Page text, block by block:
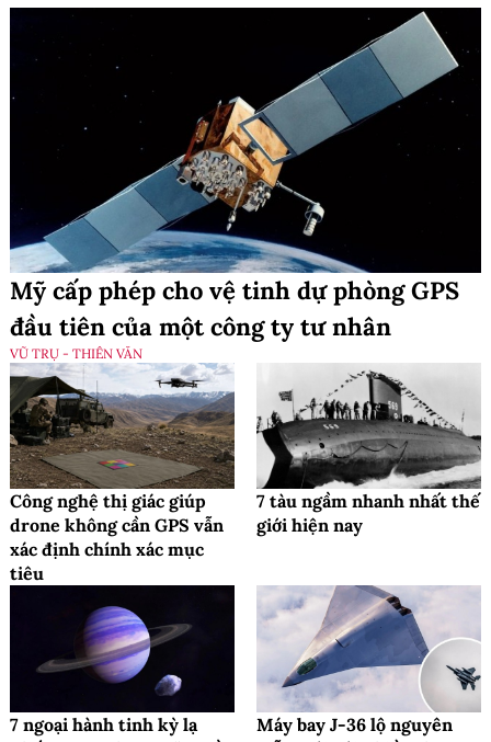
Mỹ cấp phép cho vệ tinh dự phòng GPS
đầu tiên của một công ty tư nhân
VŨ TRỤ - THIÊN VĂN
Công nghệ thị giác giúp
drone không cần GPS vẫn
xác định chính xác mục
tiêu
7 tàu ngầm nhanh nhất thế
giới hiện nay
7 ngoại hành tinh kỳ lạ
Máy bay J-36 lộ nguyên